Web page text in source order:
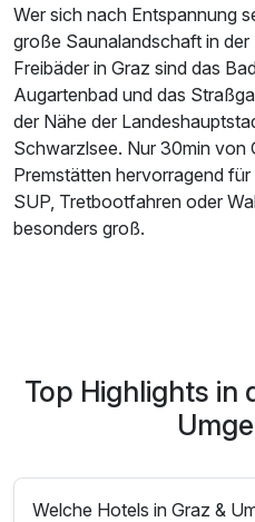
Wer sich nach Entspannung
große Saunalandschaft in
Freibäder in Graz sind das
Augartenbad und das
der Nähe der
Schwarzlsee. Nur 30min von
Premstätten hervorragend
SUP, Tretbootfahren oder
besonders groß.
Top Highlights in
Welche Hotels in Graz &